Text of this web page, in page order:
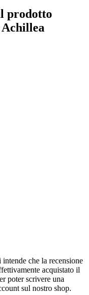
prodotto
che la recensione
acquistato il
poter scrivere una
sul nostro shop.